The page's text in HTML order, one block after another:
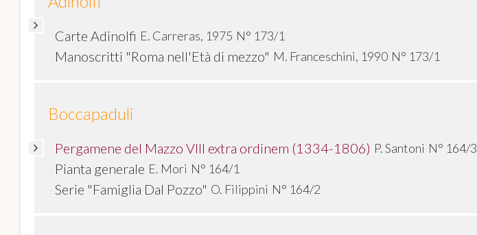
Carte Adinolfi E. Carreras, 1975 N° 173/1
Manoscritti "Roma nell'Età di mezzo" M. Franceschini, 1990 N° 173/1
Boccapaduli
Pergamene del Mazzo VIII extra ordinem (1334-1806) P. Santoni N° 164/3
Pianta generale E. Mori N° 164/1
Serie "Famiglia Dal Pozzo" O. Filippini N° 164/2